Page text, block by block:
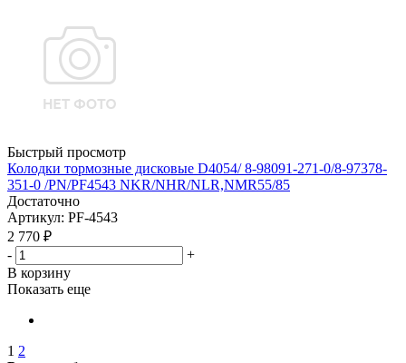
Быстрый просмотр
Колодки тормозные дисковые D4054/ 8-98091-271-0/8-97378-
351-0 /PN/PF4543 NKR/NHR/NLR,NMR55/85
Достаточно
Артикул: PF-4543
2 770 ₽
-
+
В корзину
Показать еще
1 2